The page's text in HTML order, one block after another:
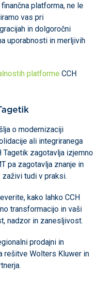
platforma, ne le
vas pri
in dolgoročni
uporabnosti in merljivih
platforme CCH
o modernizaciji
ali integriranega
Tagetik zagotavlja izjemno
pa zagotavlja znanje in
zaživi tudi v praksi.
kako lahko CCH
transformacijo in vaši
nadzor in zanesljivost.
prodajni in
rešitve Wolters Kluwer in